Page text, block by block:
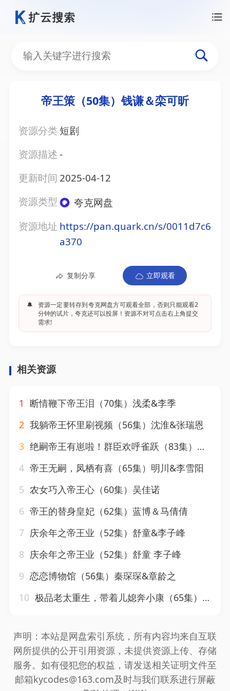
帝王策（50集）钱谦＆栾可昕
资源分类 短剧
资源描述-
更新时间 2025-04-12
资源类型
夸克网盘
资源地址 https://pan.quark.cn/s/0011d7c6
a370
复制分享 立即观看
🔔
资源一定要转存到夸克网盘方可观看全部，否则只能观看2
分钟的试片，夸克还可以投屏！资源不对可点击右上角提交
需求!
相关资源
1
断情鞭下帝王泪（70集）浅柔&李季
2 我躺帝王怀里刷视频（56集）沈淮&张瑞恩
3 绝嗣帝王有崽啦！群臣欢呼雀跃（83集）靳旺＆黄云云
4 帝王无嗣，凤栖有喜（65集）明川&李雪阳
5 农女巧入帝王心（60集）吴佳诺
6 帝王的替身皇妃（62集）蓝博＆马倩倩
7 庆余年之帝王业（52集）舒童&李子峰
8 庆余年之帝王业（52集）舒童 李子峰
9 恋恋博物馆（56集）秦琛琛&章龄之
10 极品老太重生，带着儿媳奔小康（65集）刘月涛&白晶晶
声明：本站是网盘索引系统，所有内容均来自互联
网所提供的公开引用资源，未提供资源上传、存储
服务。如有侵犯您的权益，请发送相关证明文件至
邮箱kycodes@163.com及时与我们联系进行屏蔽